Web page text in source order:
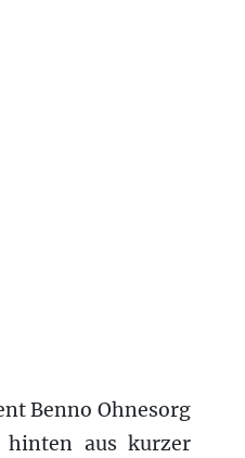
Benno Ohnesorg
aus kurzer